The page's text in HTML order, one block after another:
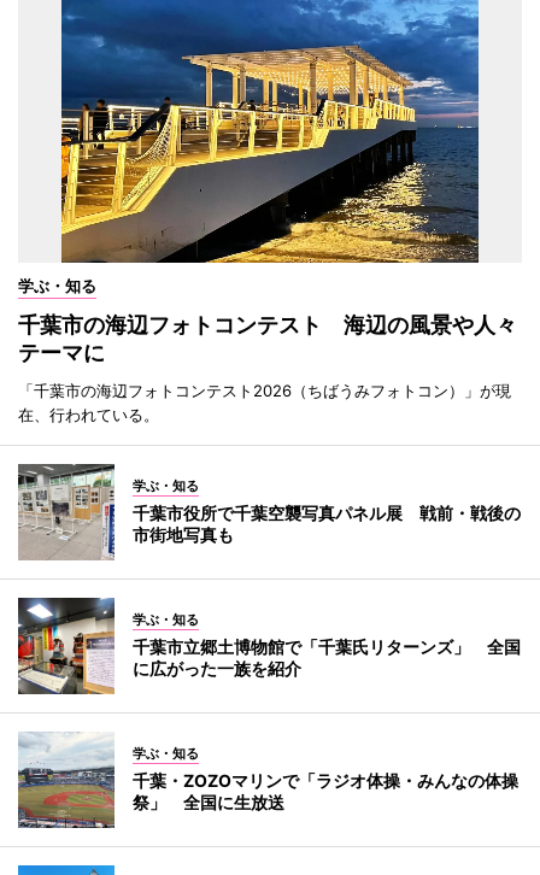
学ぶ・知る
千葉市の海辺フォトコンテスト 海辺の風景や人々
テーマに
「千葉市の海辺フォトコンテスト2026（ちばうみフォトコン）」が現
在、行われている。
学ぶ・知る
千葉市役所で千葉空襲写真パネル展 戦前・戦後の
市街地写真も
学ぶ・知る
千葉市立郷土博物館で「千葉氏リターンズ」 全国
に広がった一族を紹介
学ぶ・知る
千葉・ZOZOマリンで「ラジオ体操・みんなの体操
祭」 全国に生放送